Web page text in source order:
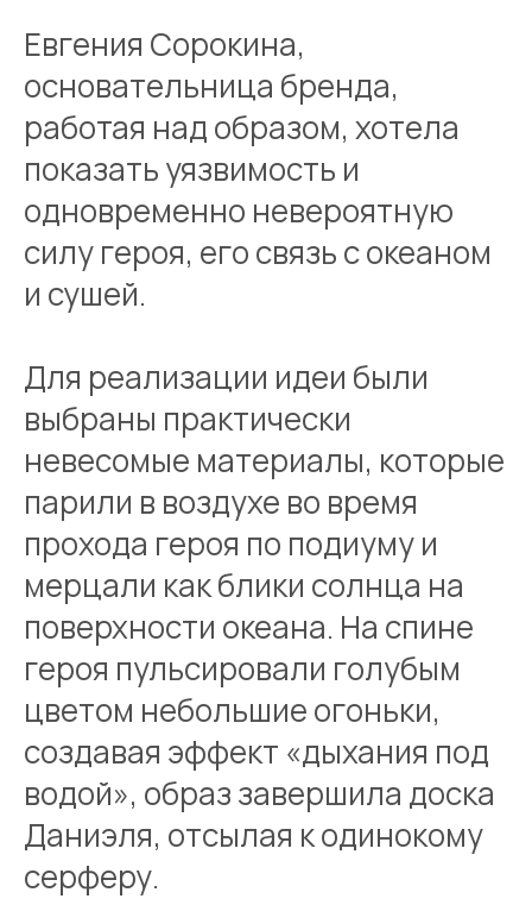
Евгения Сорокина,
основательница бренда,
работая над образом, хотела
показать уязвимость и
одновременно невероятную
силу героя, его связь с океаном
и сушей.
Для реализации идеи были
выбраны практически
невесомые материалы, которые
парили в воздухе во время
прохода героя по подиуму и
мерцали как блики солнца на
поверхности океана. На спине
героя пульсировали голубым
цветом небольшие огоньки,
создавая эффект «дыхания под
водой», образ завершила доска
Даниэля, отсылая к одинокому
серферу.